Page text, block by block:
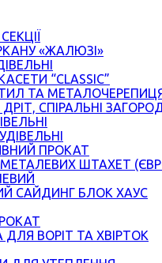
«ЖАЛЮЗІ»
“CLASSIC”
ТА
СПІРАЛЬНІ
ПРОКАТ
ШТАХЕТ
САЙДИНГ БЛОК ХАУС
ДЛЯ ВОРІТ ТА ХВІРТОК